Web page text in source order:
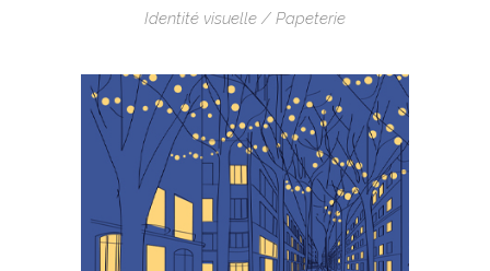
Identité visuelle / Papeterie